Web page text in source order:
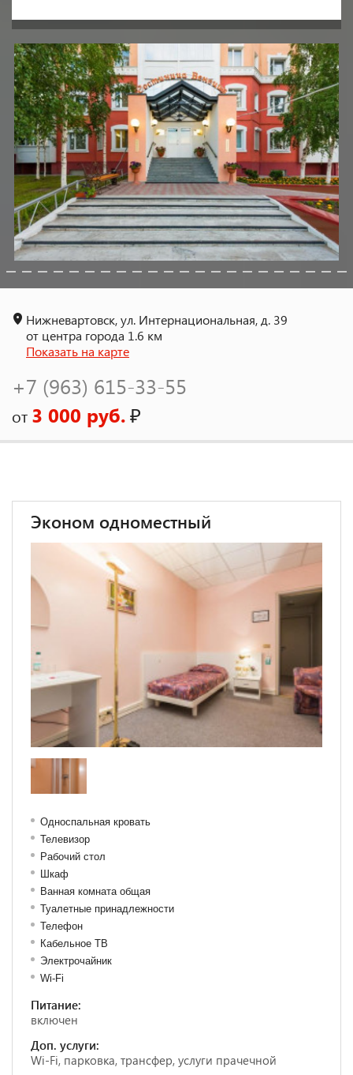
Нижневартовск, ул. Интернациональная, д. 39
от центра города 1.6 км
Показать на карте
+7 (963) 615-33-55
от 3 000 руб.₽
Эконом одноместный
Односпальная кровать
Телевизор
Рабочий стол
Шкаф
Ванная комната общая
Туалетные принадлежности
Телефон
Кабельное ТВ
Электрочайник
Wi-Fi
Питание:
включен
Доп. услуги:
Wi-Fi, парковка, трансфер, услуги прачечной